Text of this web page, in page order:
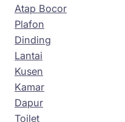
Atap Bocor
Plafon
Dinding
Lantai
Kusen
Kamar
Dapur
Toilet